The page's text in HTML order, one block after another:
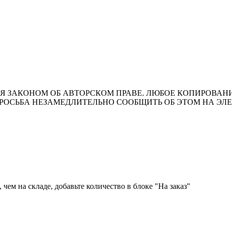
ОБ АВТОРСКОМ ПРАВЕ. ЛЮБОЕ
НЕЗАМЕДЛИТЕЛЬНО СООБЩИТЬ ОБ ЭТОМ НА
на складе, добавьте количество в блоке "На заказ"